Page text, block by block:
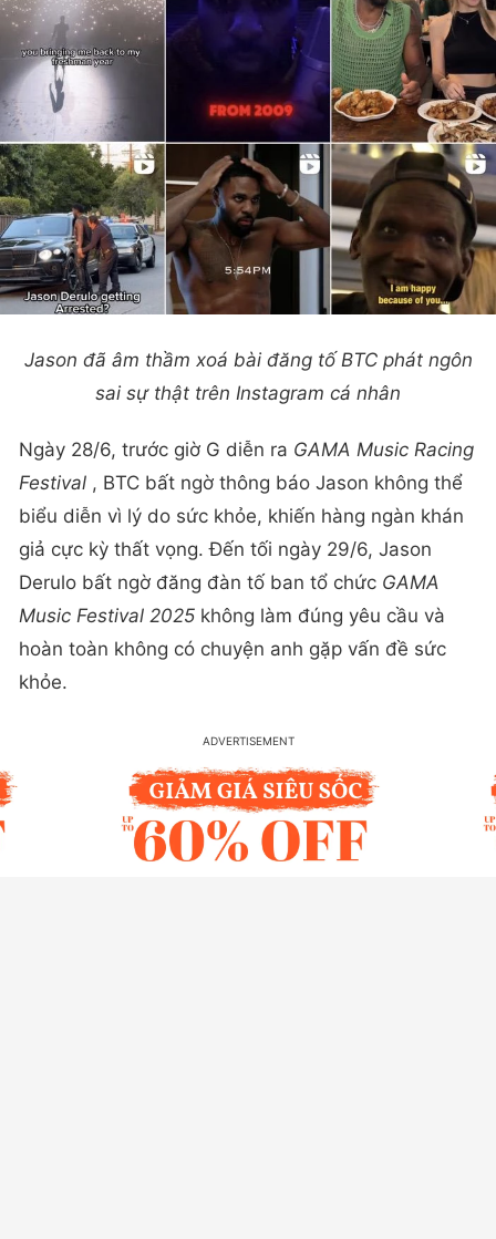
Jason đã âm thầm xoá bài đăng tố BTC phát ngôn
sai sự thật trên Instagram cá nhân
Ngày 28/6, trước giờ G diễn ra GAMA Music Racing
Festival , BTC bất ngờ thông báo Jason không thể
biểu diễn vì lý do sức khỏe, khiến hàng ngàn khán
giả cực kỳ thất vọng. Đến tối ngày 29/6, Jason
Derulo bất ngờ đăng đàn tố ban tổ chức GAMA
Music Festival 2025 không làm đúng yêu cầu và
hoàn toàn không có chuyện anh gặp vấn đề sức
khỏe.